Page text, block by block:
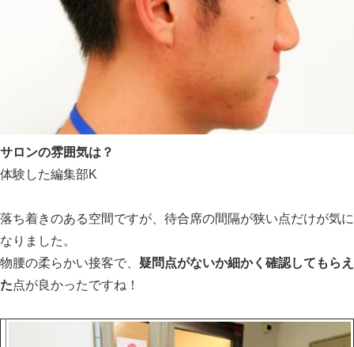
サロンの雰囲気は？
体験した編集部K
落ち着きのある空間ですが、待合席の間隔が狭い点だけが気に
なりました。
物腰の柔らかい接客で、 疑問点がないか細かく確認してもらえ
た点が良かったですね！